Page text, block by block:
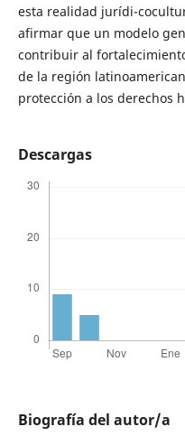
esta realidad jurídi-
afirmar que un modelo
contribuir al
de la región
protección a los derechos
Descargas
Biografía del autor/a